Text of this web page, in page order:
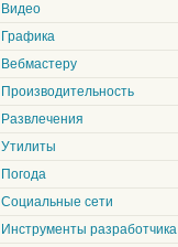
Видео
Графика
Вебмастеру
Производительность
Развлечения
Утилиты
Погода
Социальные сети
Инструменты разработчика